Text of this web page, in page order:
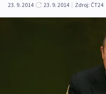
23. 9. 2014
23. 9. 2014 | Zdroj: ČT24